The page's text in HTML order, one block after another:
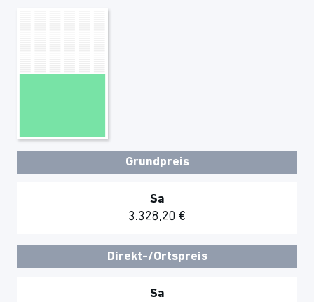
Grundpreis
Sa
3.328,20 €
Direkt-/Ortspreis
Sa